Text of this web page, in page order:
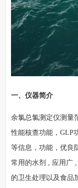
一、仪器简介
余氯总氯测定仪测量
性能核查功能，GLP
等信息，功能，优良
常用的水剂 , 应用广
的卫生处理以及食品